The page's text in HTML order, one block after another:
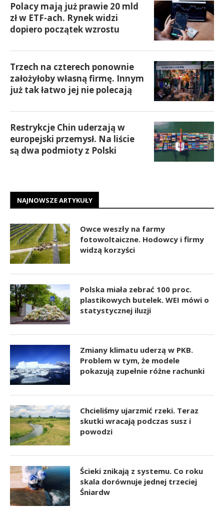
Polacy mają już prawie 20 mld
zł w ETF-ach. Rynek widzi
dopiero początek wzrostu
Trzech na czterech ponownie
założyłoby własną firmę. Innym
już tak łatwo jej nie polecają
Restrykcje Chin uderzają w
europejski przemysł. Na liście
są dwa podmioty z Polski
NAJNOWSZE ARTYKUŁY
Owce weszły na farmy
fotowoltaiczne. Hodowcy i firmy
widzą korzyści
Polska miała zebrać 100 proc.
plastikowych butelek. WEI mówi o
statystycznej iluzji
Zmiany klimatu uderzą w PKB.
Problem w tym, że modele
pokazują zupełnie różne rachunki
Chcieliśmy ujarzmić rzeki. Teraz
skutki wracają podczas susz i
powodzi
Ścieki znikają z systemu. Co roku
skala dorównuje jednej trzeciej
Śniardw